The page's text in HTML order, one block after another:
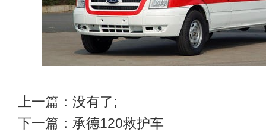
上一篇：没有了;
下一篇： 承德120救护车